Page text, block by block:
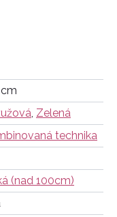
Zelená
technika
(nad 100cm)